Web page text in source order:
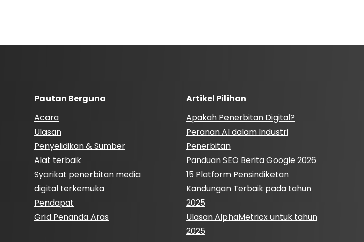
Pautan Berguna
Acara
Ulasan
Penyelidikan & Sumber
Alat terbaik
Syarikat penerbitan media
digital terkemuka
Pendapat
Grid Penanda Aras
Artikel Pilihan
Apakah Penerbitan Digital?
Peranan AI dalam Industri
Penerbitan
Panduan SEO Berita Google 2026
15 Platform Pensindiketan
Kandungan Terbaik pada tahun
2025
Ulasan AlphaMetricx untuk tahun
2025